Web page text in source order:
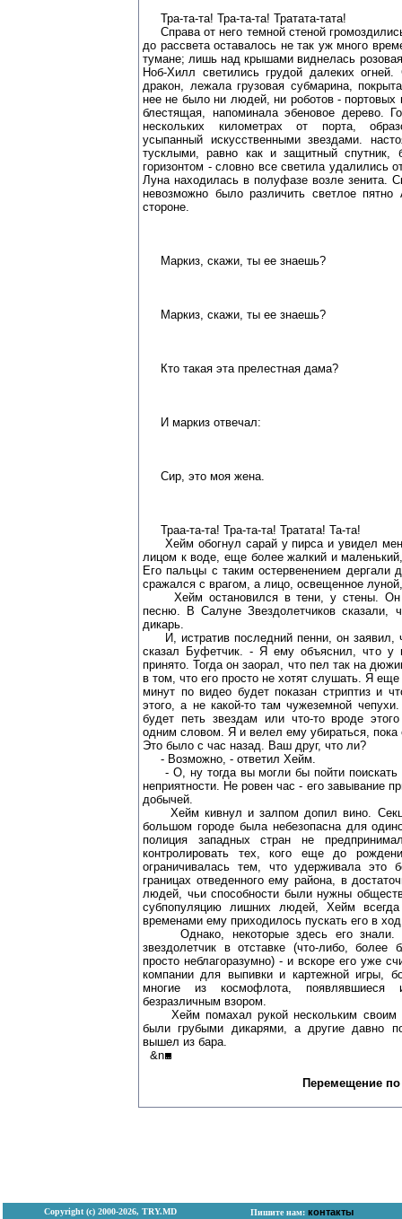
Тра-та-та! Тра-та-та! Тратата-тата!
Справа от него темной стеной
до рассвета оставалось не так уж много
тумане; лишь над крышами виднелась
Ноб-Хилл светились грудой далеких
дракон, лежала грузовая субмарина,
нее не было ни людей, ни роботов - портовых
блестящая, напоминала эбеновое дерево.
нескольких километрах от порта,
усыпанный искусственными звездами.
тусклыми, равно как и защитный спутник,
горизонтом - словно все светила удалились
Луна находилась в полуфазе возле зенита.
невозможно было различить светлое
стороне.
Маркиз, скажи, ты ее знаешь?
Маркиз, скажи, ты ее знаешь?
Кто такая эта прелестная дама?
И маркиз отвечал:
Сир, это моя жена.
Траа-та-та! Тра-та-та! Тратата! Та-та!
Хейм обогнул сарай у пирса и увидел
лицом к воде, еще более жалкий и
Его пальцы с таким остервенением дергали
сражался с врагом, а лицо, освещенное
Хейм остановился в тени, у стены. Он
песню. В Салуне Звездолетчиков сказали,
дикарь.
И, истратив последний пенни, он заявил,
сказал Буфетчик. - Я ему объяснил, что у
принято. Тогда он заорал, что пел так на
в том, что его просто не хотят слушать. Я еще
минут по видео будет показан стриптиз и
этого, а не какой-то там чужеземной
будет петь звездам или что-то вроде
одним словом. Я и велел ему убираться,
Это было с час назад. Ваш друг, что ли?
- Возможно, - ответил Хейм.
- О, ну тогда вы могли бы пойти поискать
неприятности. Не ровен час - его завывание
добычей.
Хейм кивнул и залпом допил вино.
большом городе была небезопасна для
полиция западных стран не
контролировать тех, кого еще до
ограничивалась тем, что удерживала это
границах отведенного ему района, в
людей, чьи способности были нужны
субпопуляцию лишних людей, Хейм
временами ему приходилось пускать его в
Однако, некоторые здесь его знали.
звездолетчик в отставке (что-либо,
просто неблагоразумно) - и вскоре его уже
компании для выпивки и картежной игры,
многие из космофлота,
безразличным взором.
Хейм помахал рукой нескольким своим
были грубыми дикарями, а другие давно
вышел из бара.
&n
Перемещение
Copyright (с) 2000-2026, TRY.MD Пишите нам: контакты